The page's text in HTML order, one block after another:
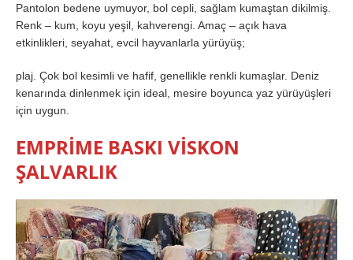
Pantolon bedene uymuyor, bol cepli, sağlam kumaştan dikilmiş.
Renk – kum, koyu yeşil, kahverengi. Amaç – açık hava
etkinlikleri, seyahat, evcil hayvanlarla yürüyüş;
plaj. Çok bol kesimli ve hafif, genellikle renkli kumaşlar. Deniz
kenarında dinlenmek için ideal, mesire boyunca yaz yürüyüşleri
için uygun.
EMPRİME BASKI VİSKON
ŞALVARLIK